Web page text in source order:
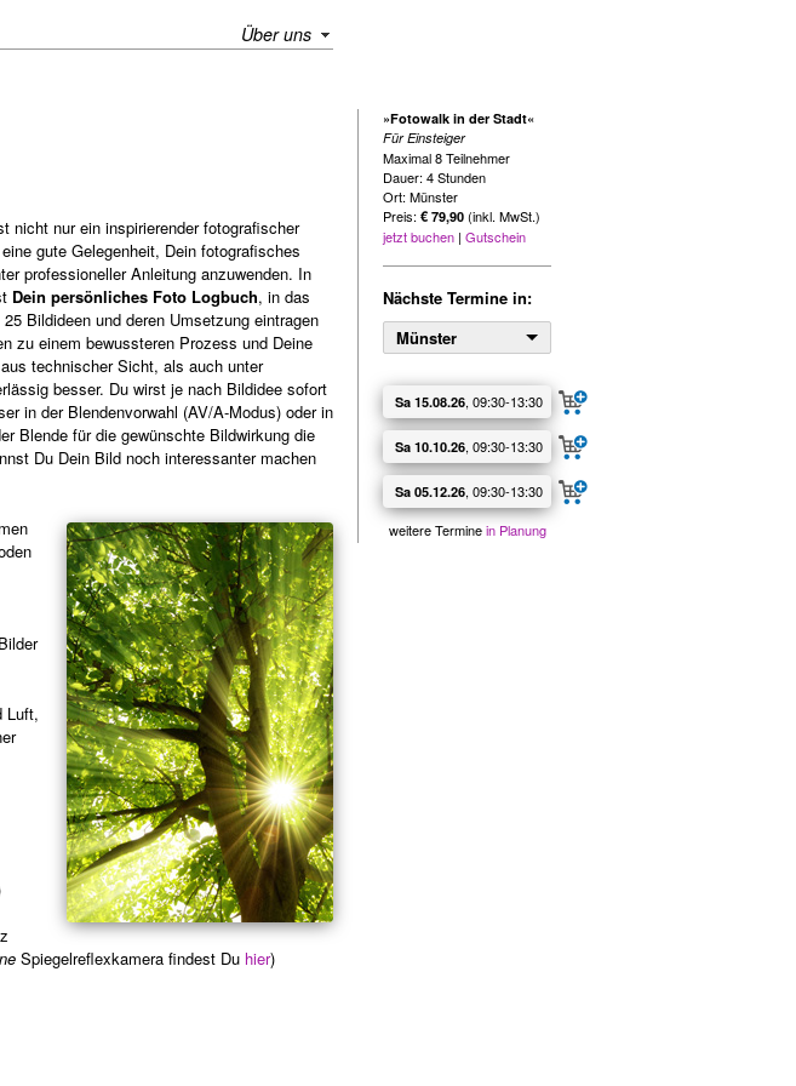
Über uns
nicht nur ein inspirierender fotografischer
gute Gelegenheit, Dein fotografisches
professioneller Anleitung anzuwenden. In
Dein persönliches Foto Logbuch, in das
Bildideen und deren Umsetzung eintragen
zu einem bewussteren Prozess und Deine
technischer Sicht, als auch unter
besser. Du wirst je nach Bildidee sofort
in der Blendenvorwahl (AV/A-Modus) oder in
Blende für die gewünschte Bildwirkung die
Du Dein Bild noch interessanter machen
Luft,
Spiegelreflexkamera findest Du hier)
»Fotowalk in der Stadt«
Für Einsteiger
Maximal 8 Teilnehmer
Dauer: 4 Stunden
Ort: Münster
Preis: € 79,90 (inkl. MwSt.)
jetzt buchen | Gutschein
Nächste Termine in:
Münster
Sa 15.08.26, 09:30‑13:30
Sa 10.10.26, 09:30‑13:30
Sa 05.12.26, 09:30‑13:30
weitere Terminein Planung